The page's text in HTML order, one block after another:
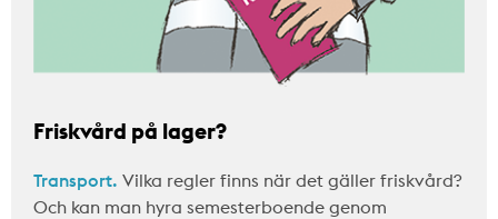
Friskvård på lager?
Transport. Vilka regler finns när det gäller friskvård?
Och kan man hyra semesterboende genom